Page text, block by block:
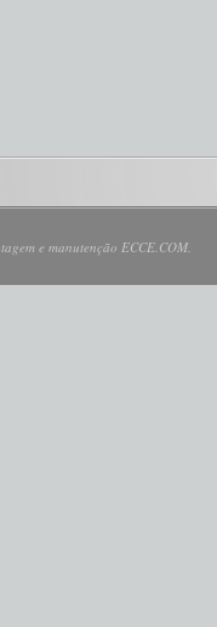
e manutenção ECCE.COM.